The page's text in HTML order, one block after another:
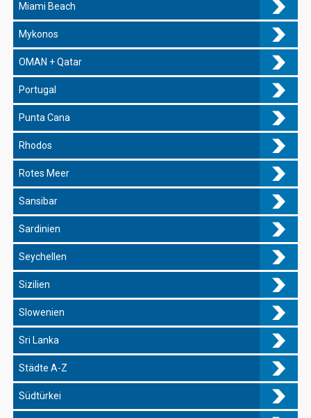
Miami Beach
Mykonos
OMAN + Qatar
Portugal
Punta Cana
Rhodos
Rotes Meer
Sansibar
Sardinien
Seychellen
Sizilien
Slowenien
Sri Lanka
Städte A-Z
Südtürkei